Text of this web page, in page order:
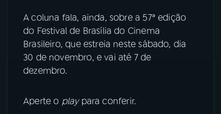
A coluna fala, ainda, sobre a 57ª edição
do Festival de Brasília do Cinema
Brasileiro, que estreia neste sábado, dia
30 de novembro, e vai até 7 de
dezembro.
Aperte o play para conferir.